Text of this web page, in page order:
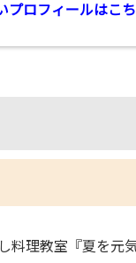
プロフィールはこ
料理教室『夏を元